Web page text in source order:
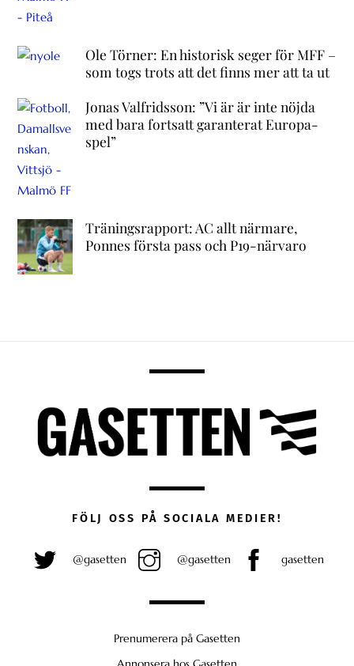
Ole Törner: En historisk seger för MFF –
som togs trots att det finns mer att ta ut
Jonas Valfridsson: ”Vi är är inte nöjda
med bara fortsatt garanterat Europa-
spel”
Träningsrapport: AC allt närmare,
Ponnes första pass och P19-närvaro
FÖLJ OSS PÅ SOCIALA MEDIER!
@gasetten @gasetten gasetten
Prenumerera på Gasetten